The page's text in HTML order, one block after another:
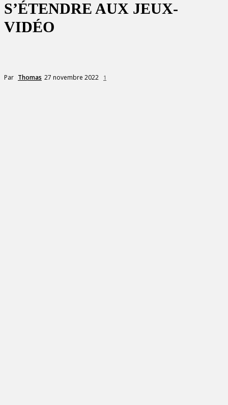
S’ÉTENDRE AUX JEUX-
VIDÉO
Par Thomas 27 novembre 2022 1